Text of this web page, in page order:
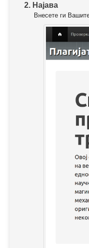
2. Најава
Внесете ги